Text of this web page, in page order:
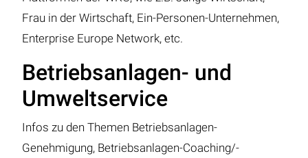
Frau in der Wirtschaft, Ein-Personen-Unternehmen,
Enterprise Europe Network, etc.
Betriebsanlagen- und
Umweltservice
Infos zu den Themen Betriebsanlagen-
Genehmigung, Betriebsanlagen-Coaching/-